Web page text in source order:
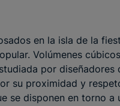
en la isla de la
Volúmenes
por
su proximidad y
se disponen en torno a